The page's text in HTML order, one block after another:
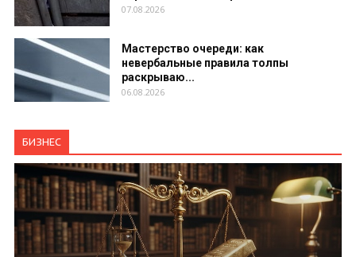
07.08.2026
Мастерство очереди: как
невербальные правила толпы
раскрываю...
06.08.2026
БИЗНЕС